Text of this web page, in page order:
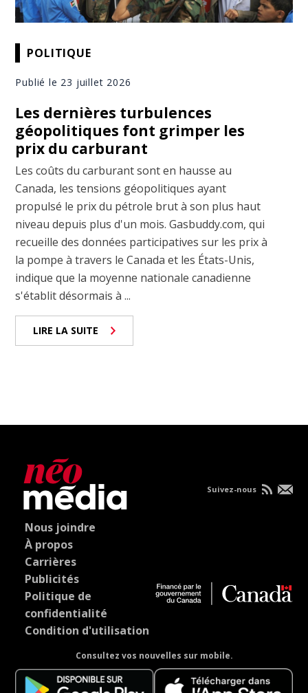
POLITIQUE
Publié le 23 juillet 2026
Les dernières turbulences
géopolitiques font grimper les
prix du carburant
Les coûts du carburant sont en hausse au
Canada, les tensions géopolitiques ayant
propulsé le prix du pétrole brut à son plus haut
niveau depuis plus d'un mois. Gasbuddy.com, qui
recueille des données participatives sur les prix à
la pompe à travers le Canada et les États-Unis,
indique que la moyenne nationale canadienne
s'établit désormais à ...
LIRE LA SUITE
Nous joindre
À propos
Carrières
Publicités
Politique de
confidentialité
Condition d'utilisation
Consultez vos nouvelles sur mobile.
Suivez-nous